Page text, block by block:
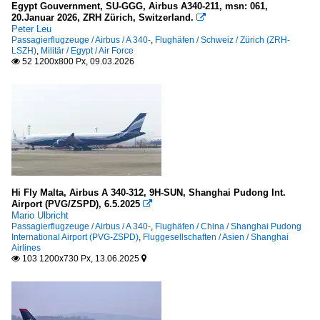
Arik Air (W3-ARA)
Amerika
Las Vegas Sands Corporation
Surinam Airways
Asien
Air Asia (AK-AXM)
Air China (CA-CCA)
Alpha Star Aviation
Azerbaijan Airlines
2005
2006
2007
2008
2010
2013
2014
Egypt Gouvernment, SU-GGG, Airbus A340-211, msn: 061,
20.Januar 2026, ZRH Zürich, Switzerland. 
Peter Leu
Passagierflugzeuge / Airbus / A 340-, Flughäfen / Schweiz / Zürich (ZRH-
LSZH), Militär / Egypt / Air Force
 52 1200x800 Px, 09.03.2026
Hi Fly Malta, Airbus A 340-312, 9H-SUN, Shanghai Pudong Int.
Airport (PVG/ZSPD), 6.5.2025 
Mario Ulbricht
Passagierflugzeuge / Airbus / A 340-, Flughäfen / China / Shanghai Pudong
International Airport (PVG-ZSPD), Fluggesellschaften / Asien / Shanghai
Airlines
 103 1200x730 Px, 13.06.2025 